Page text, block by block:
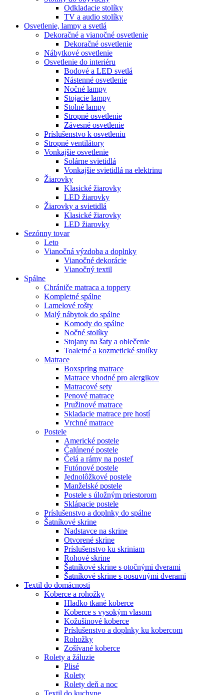
Odkladacie stolíky
TV a audio stolíky
Osvetlenie, lampy a svetlá
Dekoračné a vianočné osvetlenie
Dekoračné osvetlenie
Nábytkové osvetlenie
Osvetlenie do interiéru
Bodové a LED svetlá
Nástenné osvetlenie
Nočné lampy
Stojacie lampy
Stolné lampy
Stropné osvetlenie
Závesné osvetlenie
Príslušenstvo k osvetleniu
Stropné ventilátory
Vonkajšie osvetlenie
Solárne svietidlá
Vonkajšie svietidlá na elektrinu
Žiarovky
Klasické žiarovky
LED žiarovky
Žiarovky a svietidlá
Klasické žiarovky
LED žiarovky
Sezónny tovar
Leto
Vianočná výzdoba a doplnky
Vianočné dekorácie
Vianočný textil
Spálne
Chrániče matraca a toppery
Kompletné spálne
Lamelové rošty
Malý nábytok do spálne
Komody do spálne
Nočné stolíky
Stojany na šaty a oblečenie
Toaletné a kozmetické stolíky
Matrace
Boxspring matrace
Matrace vhodné pro alergikov
Matracové sety
Penové matrace
Pružinové matrace
Skladacie matrace pre hostí
Vrchné matrace
Postele
Americké postele
Čalúnené postele
Čelá a rámy na posteľ
Futónové postele
Jednolôžkové postele
Manželské postele
Postele s úložným priestorom
Sklápacie postele
Príslušenstvo a doplnky do spálne
Šatníkové skrine
Nadstavce na skrine
Otvorené skrine
Príslušenstvo ku skriniam
Rohové skrine
Šatníkové skrine s otočnými dverami
Šatníkové skrine s posuvnými dverami
Textil do domácnosti
Koberce a rohožky
Hladko tkané koberce
Koberce s vysokým vlasom
Kožušinové koberce
Príslušenstvo a doplnky ku kobercom
Rohožky
Zošívané koberce
Rolety a žáluzie
Plisé
Rolety
Rolety deň a noc
Textil do kuchyne